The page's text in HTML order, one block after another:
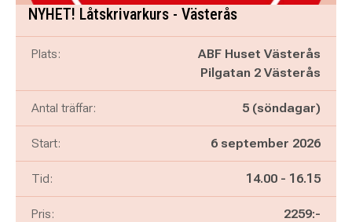
NYHET! Låtskrivarkurs - Västerås
Plats:
ABF Huset Västerås
Pilgatan 2 Västerås
Antal träffar: 5 (söndagar)
Start: 6 september 2026
Tid: Pågår mellan
14.00 - och
16.15
Pris: 2259:-